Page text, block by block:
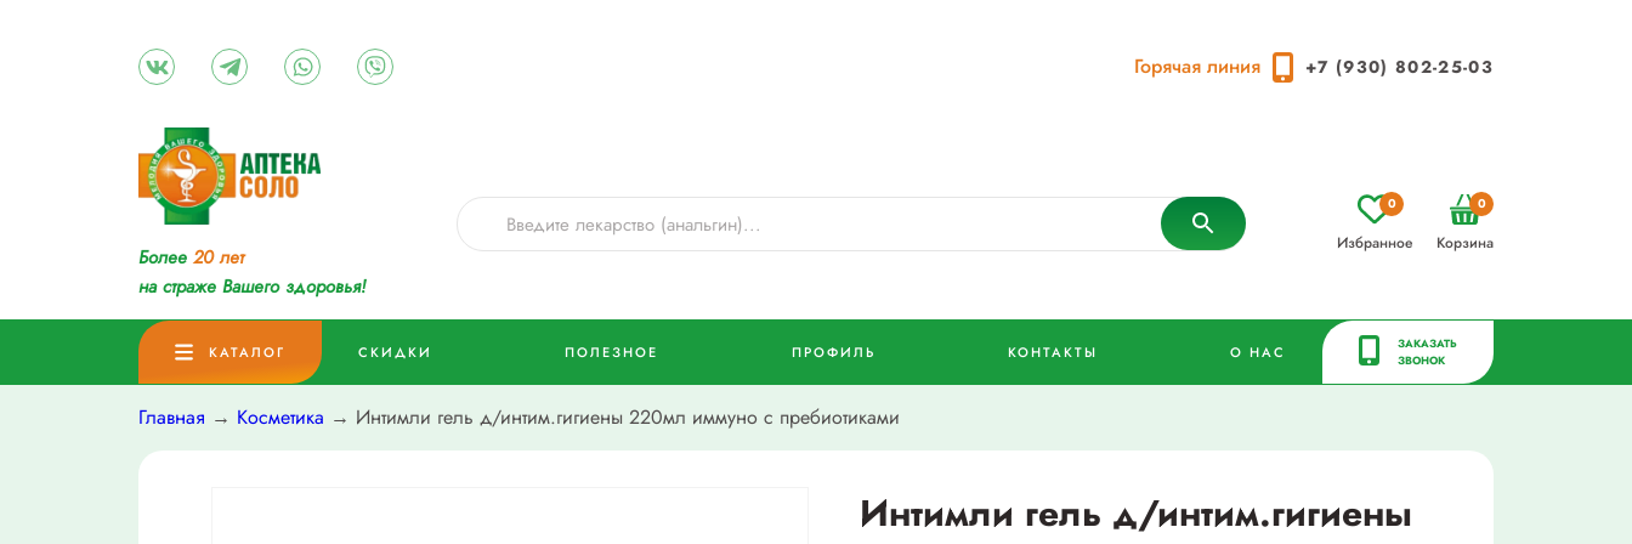
Горячая линия +7 (930) 802-25-03
Более 20 лет
на страже Вашего здоровья!
Избранное
0
Корзина
0
КАТАЛОГ СКИДКИ ПОЛЕЗНОЕ ПРОФИЛЬ КОНТАКТЫ О НАС
ЗАКАЗАТЬ
ЗВОНОК
Главная → Косметика → Интимли гель д/интим.гигиены 220мл иммуно с пребиотиками
Интимли гель д/интим.гигиены